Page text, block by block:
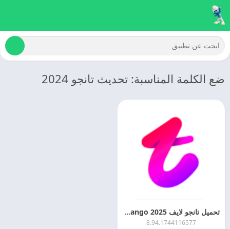
ضع الكلمة المناسبة: تحديث تانجو 2024
تحميل تانجو لايف 2025 Tango مهكر اخر اصدار مجانا
8.94.1744116577